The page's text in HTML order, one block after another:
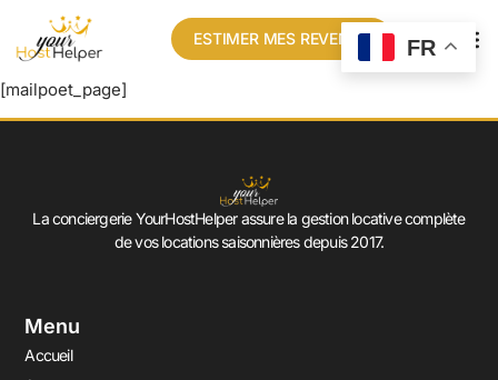
ESTIMER MES REVENUS
[mailpoet_page]
La conciergerie YourHostHelper assure la gestion locative complète
de vos locations saisonnières depuis 2017.
Menu
Accueil
FR